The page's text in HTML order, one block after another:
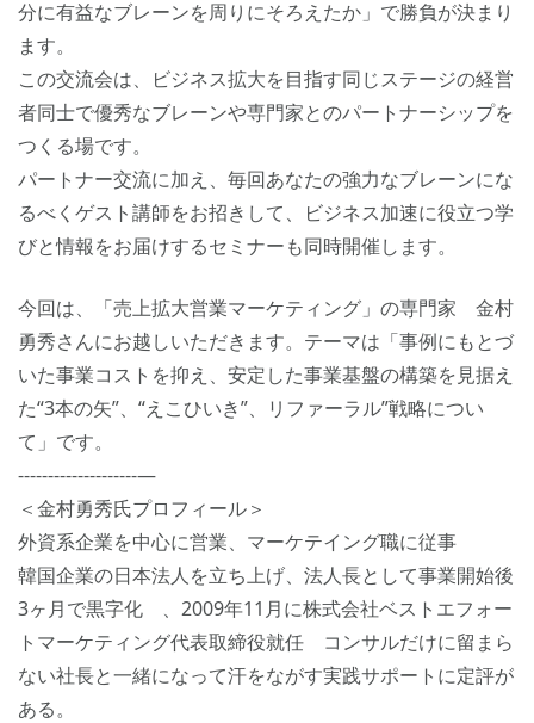
分に有益なブレーンを周りにそろえたか」で勝負が決まり
ます。
この交流会は、ビジネス拡大を目指す同じステージの経営
者同士で優秀なブレーンや専門家とのパートナーシップを
つくる場です。
パートナー交流に加え、毎回あなたの強力なブレーンにな
るべくゲスト講師をお招きして、ビジネス加速に役立つ学
びと情報をお届けするセミナーも同時開催します。
今回は、「売上拡大営業マーケティング」の専門家 金村
勇秀さんにお越しいただきます。テーマは「事例にもとづ
いた事業コストを抑え、安定した事業基盤の構築を見据え
た“3本の矢”、“えこひいき”、リファーラル”戦略につい
て」です。
--------------------—
＜金村勇秀氏プロフィール＞
外資系企業を中心に営業、マーケテイング職に従事
韓国企業の日本法人を立ち上げ、法人長として事業開始後
3ヶ月で黒字化 、2009年11月に株式会社ベストエフォー
トマーケティング代表取締役就任 コンサルだけに留まら
ない社長と一緒になって汗をながす実践サポートに定評が
ある。